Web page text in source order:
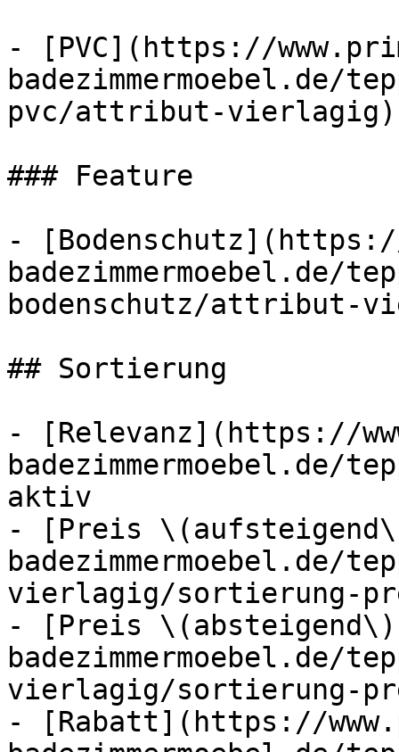
- [PVC](https://
badezimmermoebel.de/
pvc/attribut-
### Feature
-
badezimmermoebel.de/
bodenschutz/attribut-
## Sortierung
- [Relevanz](https://
aktiv
- [Preis
badezimmermoebel.de/
vierlagig/sortierung-
- [Preis
badezimmermoebel.de/
vierlagig/sortierung-
- [Rabatt](https://